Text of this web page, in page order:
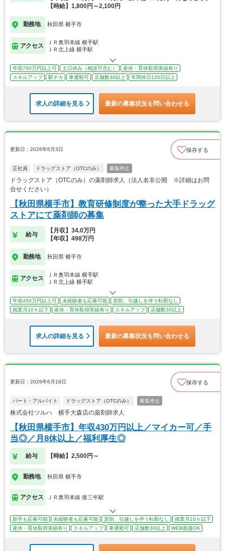
【時給】1,800円～2,100円
勤務地 秋田県 横手市
アクセス
ＪＲ奥羽本線 横手駅
ＪＲ北上線 横手駅
年収700万円以上可 土日休み（相談可含む）
産休・育休取得実績有り
スキルアップ
駅チカ 車通勤可 店舗数30以上 年間休日120日以上
求人の詳細を見る 最新の募集状況を問い合わせる
更新日：2026年6月3日 保存する
正社員 ドラッグストア（OTCのみ） 募集停止
ドラッグストア（OTCのみ）の薬剤師求人（法人名非公開 ※詳細はお問
合せください）
【秋田県横手市】教育研修制度が整った大手ドラッグ
ストアにて薬剤師の募集
給与
【月収】34.0万円
【年収】498万円
勤務地 秋田県 横手市
アクセス
ＪＲ奥羽本線 横手駅
ＪＲ北上線 横手駅
年収450万円以上可 未経験者も応募可能
原則、引越しを伴う転勤なし
残業月10ｈ以下
産休・育休取得実績有り スキルアップ 店舗数30以上
求人の詳細を見る 最新の募集状況を問い合わせる
更新日：2026年6月18日 保存する
パート・アルバイト ドラッグストア（OTCのみ） 募集停止
株式会社ツルハ 横手大森店の薬剤師求人
【秋田県横手市】年収430万円以上／マイカー可／手
当◎／月8休以上／福利厚生◎
給与 【時給】2,500円～
勤務地 秋田県 横手市
アクセス ＪＲ奥羽本線 後三年駅
新卒も応募可能 未経験者も応募可能 原則、引越しを伴う転勤なし
残業月10ｈ以下
産休・育休取得実績有り
スキルアップ 車通勤可 店舗数30以上 WEB面接OK